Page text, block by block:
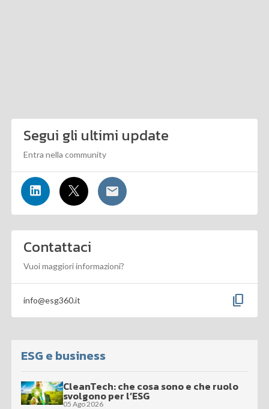
Segui gli ultimi update
Entra nella community
Contattaci
Vuoi maggiori informazioni?
info@esg360.it content_copy
ESG e business
CleanTech: che cosa sono e che ruolo
svolgono per l’ESG
05 Ago 2026